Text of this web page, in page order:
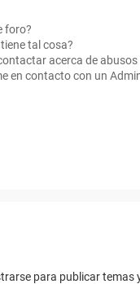
foro?
tal cosa?
acerca de
en contacto con un
para publicar